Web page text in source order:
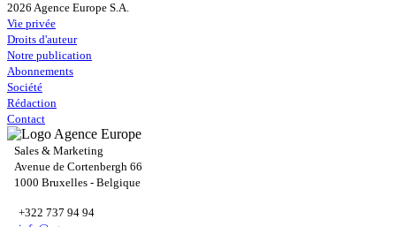
2026 Agence Europe S.A.
Vie privée
Droits d'auteur
Notre publication
Abonnements
Société
Rédaction
Contact
Sales & Marketing
Avenue de Cortenbergh 66
1000 Bruxelles - Belgique
+322 737 94 94